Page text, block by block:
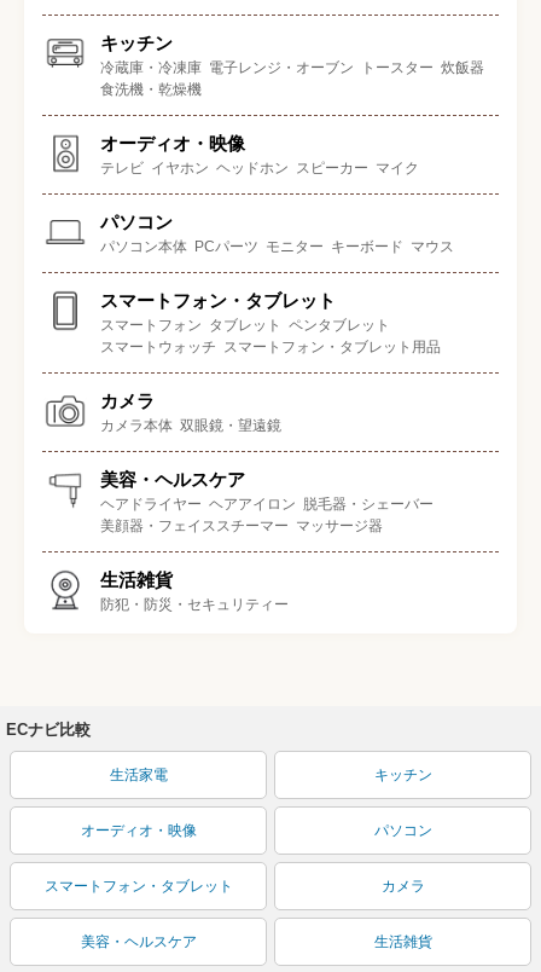
キッチン
冷蔵庫・冷凍庫 電子レンジ・オーブン トースター 炊飯器
食洗機・乾燥機
オーディオ・映像
テレビ イヤホン ヘッドホン スピーカー マイク
パソコン
パソコン本体 PCパーツ モニター キーボード マウス
スマートフォン・タブレット
スマートフォン タブレット
ペンタブレット
スマートウォッチ スマートフォン・タブレット用品
カメラ
カメラ本体 双眼鏡・望遠鏡
美容・ヘルスケア
ヘアドライヤー ヘアアイロン
脱毛器・シェーバー
美顔器・フェイススチーマー マッサージ器
生活雑貨
防犯・防災・セキュリティー
ECナビ比較
生活家電 キッチン
オーディオ・映像 パソコン
スマートフォン・タブレット カメラ
美容・ヘルスケア 生活雑貨